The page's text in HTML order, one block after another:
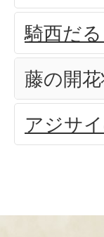
騎西だ
藤の開
アジサ